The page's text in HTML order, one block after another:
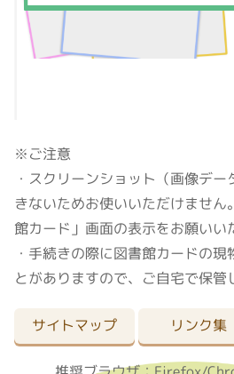
※ご注意
・スクリーンショット（画像デ
きないためお使いいただけません
館カード」画面の表示をお願いい
・手続きの際に図書館カードの
とがありますので、ご自宅で保管
サイトマップ リンク集